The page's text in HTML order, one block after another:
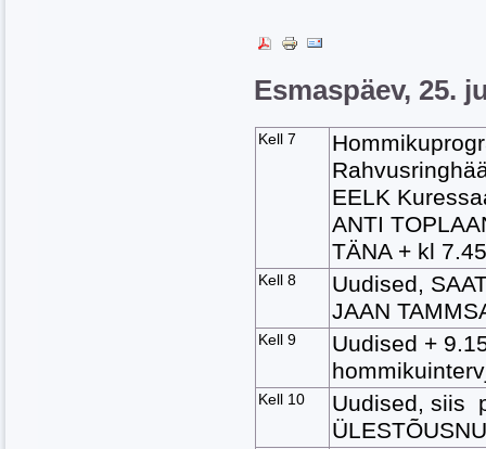
Esmaspäev, 25.
Kell 7
EELK
ANTI
TÄNA + kl 7.45
Kell 8
Uudised,
JAAN
Kell 9
Uudised +
Kell 10
Uudised, siis